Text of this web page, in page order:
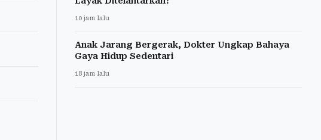
10 jam lalu
Anak Jarang Bergerak, Dokter Ungkap Bahaya
Gaya Hidup Sedentari
18 jam lalu